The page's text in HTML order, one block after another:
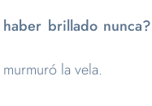
brillado nunca?
la vela.